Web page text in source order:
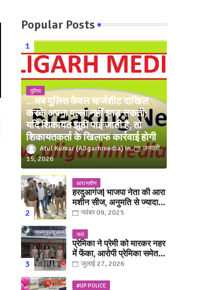
Popular Posts
पुलिस
...अब पुलिस केवल चार्जशीट दाखिल
करके अपना पल्ला नहीं झाड़ सकती;
यदि शिकायत झूठी पाई जाती है, तो
शिकायतकर्ता के खिलाफ कार्रवाई होगी
Atul Kumar (Aligarhmedia)
जनवरी
15, 2026
आरा मशीन
हरदुआगंज| भाजपा नेता की आरा
मशीन सीज, अनुमति से ज्यादा
संख्या में चलती मिली मशीनें
नवंबर 09, 2025
जवां
प्रेमिका ने प्रेमी को मारकर नहर
में फेंका, आरोपी प्रेमिका समेत
युवक गिरफ्तार
जुलाई 27, 2026
#UP POLICE